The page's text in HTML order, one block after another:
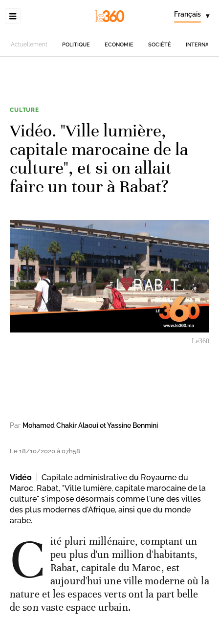
Français ▾
Actuellement POLITIQUE ECONOMIE SOCIÉTÉ
CULTURE
Vidéo. "Ville lumière,
capitale marocaine de la
culture", et si on allait
faire un tour à Rabat?
Le360
Par Mohamed Chakir Alaoui et Yassine Benmini
Le 18/10/2020 à 07h58
Vidéo
Capitale administrative du Royaume du
Maroc, Rabat, "Ville lumière, capitale marocaine de la
culture" s'impose désormais comme l'une des villes
des plus modernes d'Afrique, ainsi que du monde
arabe.
C ité pluri-millénaire, comptant un
peu plus d'un million d'habitants,
Rabat, capitale du Maroc, est
aujourd'hui une ville moderne où la
nature et les espaces verts ont la part belle
de son vaste espace urbain.